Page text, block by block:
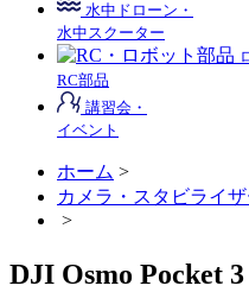
水中ドローン・
水中スクーター
RC部品
講習会・
イベント
ホーム >
カメラ・スタビライ
>
DJI Osmo Pocket